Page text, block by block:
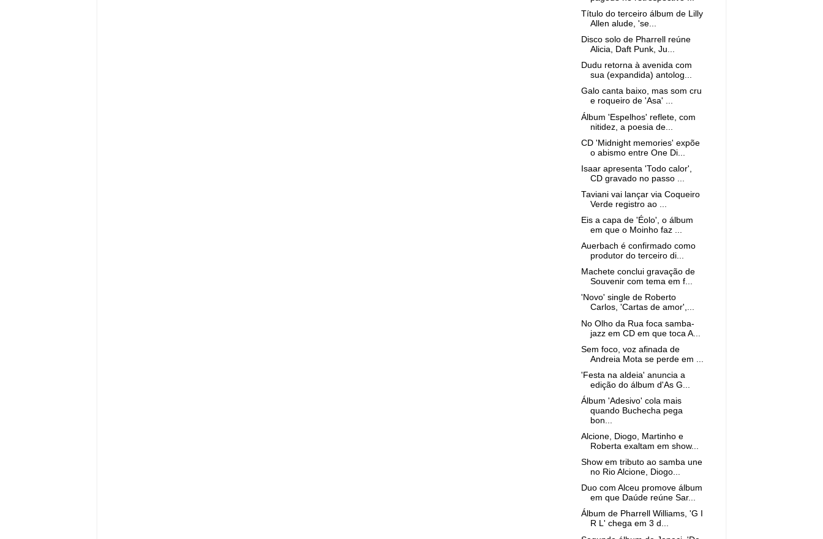
Título do terceiro álbum de Lilly
Allen alude, 'se...
Disco solo de Pharrell reúne
Alicia, Daft Punk, Ju...
Dudu retorna à avenida com
sua (expandida) antolog...
Galo canta baixo, mas som cru
e roqueiro de 'Asa' ...
Álbum 'Espelhos' reflete, com
nitidez, a poesia de...
CD 'Midnight memories' expõe
o abismo entre One Di...
Isaar apresenta 'Todo calor',
CD gravado no passo ...
Taviani vai lançar via Coqueiro
Verde registro ao ...
Eis a capa de 'Éolo', o álbum
em que o Moinho faz ...
Auerbach é confirmado como
produtor do terceiro di...
Machete conclui gravação de
Souvenir com tema em f...
'Novo' single de Roberto
Carlos, 'Cartas de amor',...
No Olho da Rua foca samba-
jazz em CD em que toca A...
Sem foco, voz afinada de
Andreia Mota se perde em ...
'Festa na aldeia' anuncia a
edição do álbum d'As G...
Álbum 'Adesivo' cola mais
quando Buchecha pega
bon...
Alcione, Diogo, Martinho e
Roberta exaltam em show...
Show em tributo ao samba une
no Rio Alcione, Diogo...
Duo com Alceu promove álbum
em que Daúde reúne Sar...
Álbum de Pharrell Williams, 'G I
R L' chega em 3 d...